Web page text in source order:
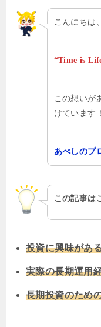
こんにちは、
“Time is
この想いが
けています！
あべしのプ
この記事は
投資に興味があ
実際の長期運用
長期投資のため